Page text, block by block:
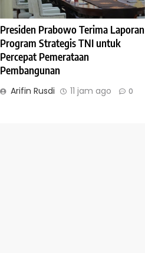
Presiden Prabowo Terima Laporan
Program Strategis TNI untuk
Percepat Pemerataan
Pembangunan
Arifin Rusdi 11 jam ago 0